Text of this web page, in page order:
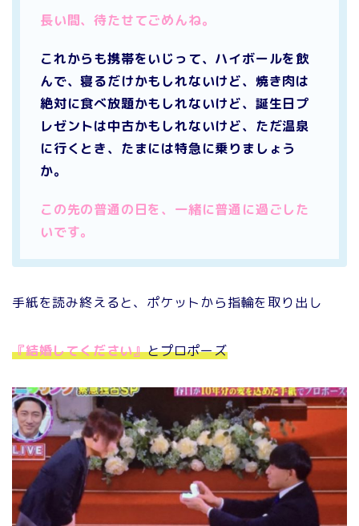
長い間、待たせてごめんね。
これからも携帯をいじって、ハイボールを飲
んで、寝るだけかもしれないけど、焼き肉は
絶対に食べ放題かもしれないけど、誕生日プ
レゼントは中古かもしれないけど、ただ温泉
に行くとき、たまには特急に乗りましょう
か。
この先の普通の日を、一緒に普通に過ごした
いです。
手紙を読み終えると、ポケットから指輪を取り出し
『結婚してください』とプロポーズ